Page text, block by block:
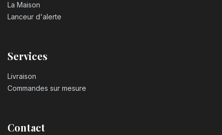
La Maison
Lanceur d'alerte
Services
Livraison
Commandes sur mesure
Contact